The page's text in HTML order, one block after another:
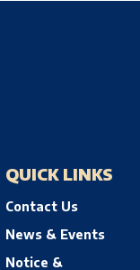
QUICK LINKS
Contact Us
News & Events
Notice &